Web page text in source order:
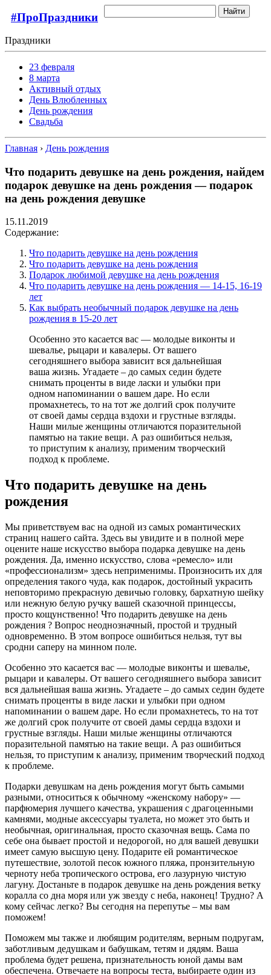
#ПроПраздники Найти
Праздники
23 февраля
8 марта
Активный отдых
День Влюбленных
День рождения
Свадьба
Главная › День рождения
Что подарить девушке на день рождения, найдем
подарок девушке на день рождения — подарок
на день рождения девушке
15.11.2019
Содержание:
Что подарить девушке на день рождения
Что подарить девушке на день рождения
Подарок любимой девушке на день рождения
Что подарить девушке на день рождения — 14-15, 16-19
лет
Как выбрать необычный подарок девушке на день
рождения в 15-20 лет
Особенно это касается вас — молодые виконты и
шевалье, рыцари и кавалеры. От вашего
сегодняшнего выбора зависит вся дальнейшая
ваша жизнь. Угадаете – до самых седин будете
снимать проценты в виде ласки и улыбки при
одном напоминании о вашем даре. Но если
промахнетесь, то на тот же долгий срок получите
от своей дамы сердца вздохи и грустные взгляды.
Наши милые женщины отличаются поразительной
памятью на такие вещи. А раз ошибиться нельзя,
то приступим к анализу, применим творческий
подход к проблеме.
Что подарить девушке на день
рождения
Мы приветствуем вас на одной из самых романтических
страниц нашего сайта. Здесь вы увидите и в полной мере
оцените наше искусство выбора подарка девушке на день
рождения. Да, именно искусство, слова «ремесло» или
«профессионализм» здесь неприменимы. Произносить их для
определения такого чуда, как подарок, достойный украсить
неповторимо прекрасную девичью головку, бархатную шейку
или нежную белую ручку вашей сказочной принцессы,
просто кощунственно! Что подарить девушке на день
рождения ? Вопрос неоднозначный, простой и трудный
одновременно. В этом вопросе ошибиться нельзя, тут вы
сродни саперу на минном поле.
Особенно это касается вас — молодые виконты и шевалье,
рыцари и кавалеры. От вашего сегодняшнего выбора зависит
вся дальнейшая ваша жизнь. Угадаете – до самых седин будете
снимать проценты в виде ласки и улыбки при одном
напоминании о вашем даре. Но если промахнетесь, то на тот
же долгий срок получите от своей дамы сердца вздохи и
грустные взгляды. Наши милые женщины отличаются
поразительной памятью на такие вещи. А раз ошибиться
нельзя, то приступим к анализу, применим творческий подход
к проблеме.
Подарки девушкам на день рождения могут быть самыми
разными, относиться к обычному «женскому набору» —
парфюмерия лучшего качества, украшения с драгоценными
камнями, модные аксессуары туалета, но может это быть и
необычная, оригинальная, просто сказочная вещь. Сама по
себе она бывает простой и недорогой, но для вашей девушки
имеет самую высшую цену. Подарите ей романтическое
путешествие, золотой песок южного пляжа, пронзительную
черноту неба тропического острова, его лазурную чистую
лагуну. Достаньте в подарок девушке на день рождения ветку
коралла со дна моря или уж звезду с неба, наконец! Трудно? А
кому сейчас легко? Вы сегодня на перепутье – мы вам
поможем!
Поможем мы также и любящим родителям, верным подругам,
заботливым дедушкам и бабушкам, тетям и дядям. Ваша
проблема будет решена, признательность юной дамы вам
обеспечена. Отвечаете на вопросы теста, выбираете один из